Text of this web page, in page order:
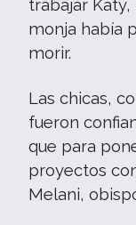
trabajar
monja había
morir.
Las chicas,
fueron
que para
proyectos
Melani,